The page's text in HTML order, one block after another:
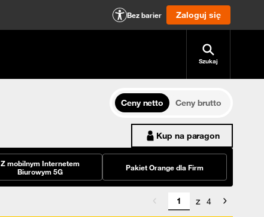
Bez barier Zaloguj się
Szukaj
Ceny netto
Ceny brutto
Kup na paragon
Z mobilnym Internetem
Biurowym 5G
Pakiet Orange dla Firm
z 4